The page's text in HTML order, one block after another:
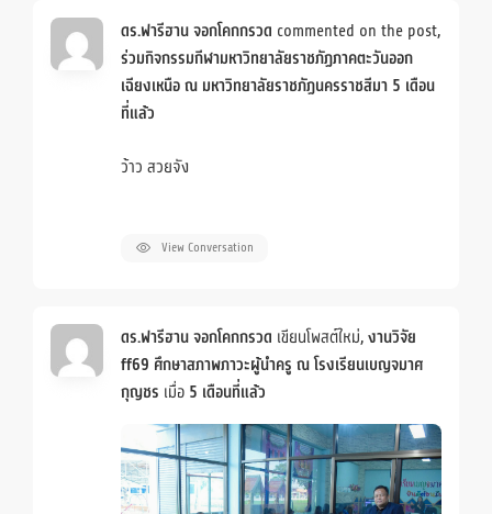
ดร.ฟารีฮาน จอกโคกกรวด commented on the post,
ร่วมกิจกรรมกีฬามหาวิทยาลัยราชภัฏภาคตะวันออก
เฉียงเหนือ ณ มหาวิทยาลัยราชภัฏนครราชสีมา 5 เดือน
ที่แล้ว
ว้าว สวยจัง
View Conversation
ดร.ฟารีฮาน จอกโคกกรวด เขียนโพสต์ใหม่,งานวิจัย
ff69 ศึกษาสภาพภาวะผู้นำครู ณ โรงเรียนเบญจมาศ
กุญชร เมื่อ 5 เดือนที่แล้ว